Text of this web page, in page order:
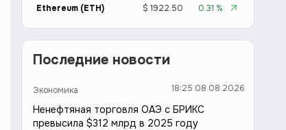
Ethereum (ETH)
$ 1922.50 0.31 %
Последние новости
Экономика 18:25 08.08.2026
Ненефтяная торговля ОАЭ с БРИКС
превысила $312 млрд в 2025 году